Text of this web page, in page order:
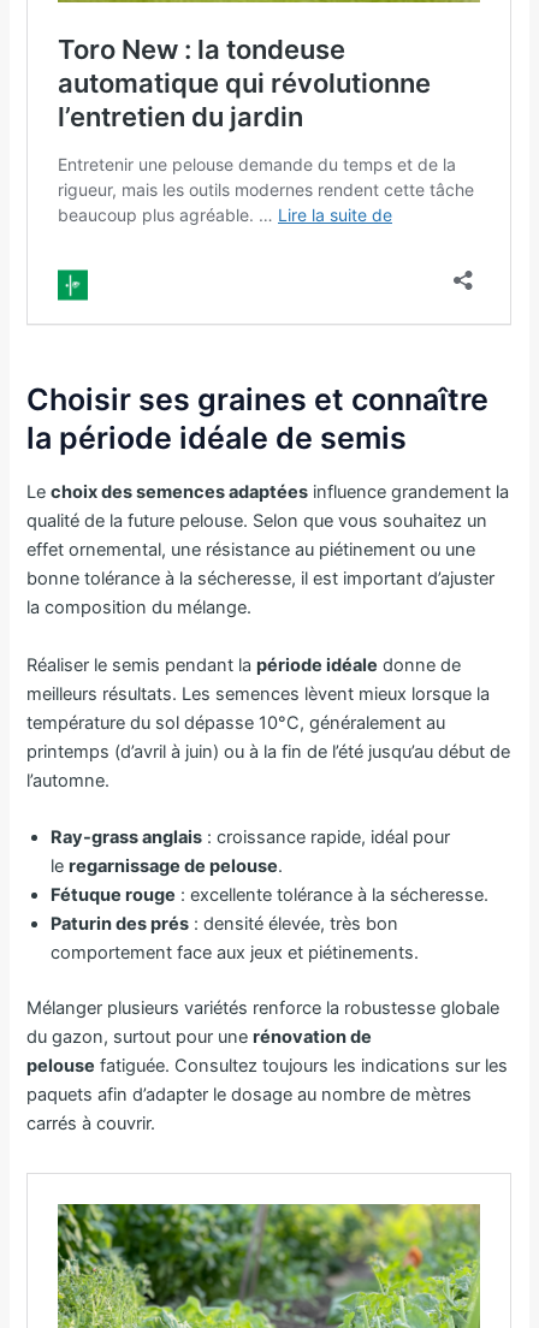
Choisir ses graines et connaître
la période idéale de semis
Lechoix des semences adaptées influence grandement la
qualité de la future pelouse. Selon que vous souhaitez un
effet ornemental, une résistance au piétinement ou une
bonne tolérance à la sécheresse, il est important d’ajuster
la composition du mélange.
Réaliser le semis pendant lapériode idéale donne de
meilleurs résultats. Les semences lèvent mieux lorsque la
température du sol dépasse 10°C, généralement au
printemps (d’avril à juin) ou à la fin de l’été jusqu’au début de
l’automne.
Ray-grass anglais : croissance rapide, idéal pour
leregarnissage de pelouse.
Fétuque rouge : excellente tolérance à la sécheresse.
Paturin des prés : densité élevée, très bon
comportement face aux jeux et piétinements.
Mélanger plusieurs variétés renforce la robustesse globale
du gazon, surtout pour unerénovation de
pelouse fatiguée. Consultez toujours les indications sur les
paquets afin d’adapter le dosage au nombre de mètres
carrés à couvrir.